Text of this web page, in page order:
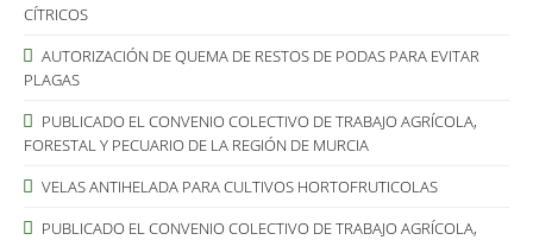
CÍTRICOS
AUTORIZACIÓN DE QUEMA DE RESTOS DE PODAS PARA EVITAR
PLAGAS
PUBLICADO EL CONVENIO COLECTIVO DE TRABAJO AGRÍCOLA,
FORESTAL Y PECUARIO DE LA REGIÓN DE MURCIA
VELAS ANTIHELADA PARA CULTIVOS HORTOFRUTICOLAS
PUBLICADO EL CONVENIO COLECTIVO DE TRABAJO AGRÍCOLA,